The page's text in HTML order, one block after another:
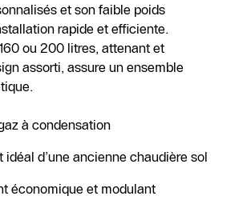
et son faible poids
rapide et efficiente.
ou 200 litres, attenant et
assorti, assure un ensemble
à condensation
idéal d’une ancienne chaudière sol
économique et modulant